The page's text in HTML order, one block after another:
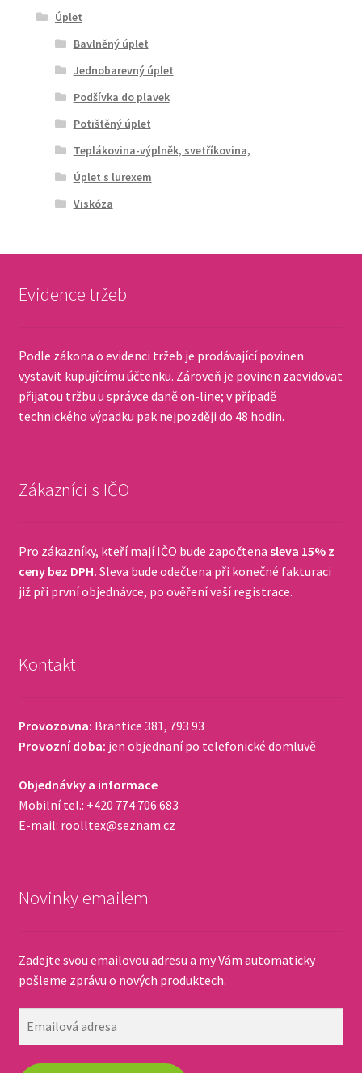
Úplet
Bavlněný úplet
Jednobarevný úplet
Podšívka do plavek
Potištěný úplet
Teplákovina-výplněk, svetříkovina,
Úplet s lurexem
Viskóza
Evidence tržeb
Podle zákona o evidenci tržeb je prodávající povinen
vystavit kupujícímu účtenku. Zároveň je povinen zaevidovat
přijatou tržbu u správce daně on-line; v případě
technického výpadku pak nejpozději do 48 hodin.
Zákazníci s IČO
Pro zákazníky, kteří mají IČO bude započtena sleva 15% z
ceny bez DPH. Sleva bude odečtena při konečné fakturaci
již při první objednávce, po ověření vaší registrace.
Kontakt
Provozovna: Brantice 381, 793 93
Provozní doba: jen objednaní po telefonické domluvě
Objednávky a informace
Mobilní tel.: +420 774 706 683
E-mail: roolltex@seznam.cz
Novinky emailem
Zadejte svou emailovou adresu a my Vám automaticky
pošleme zprávu o nových produktech.